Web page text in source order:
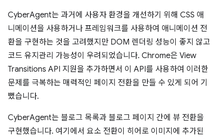
CyberAgent는 과거에 사용자 환경을 개선하기 위해 CSS 애
니메이션을 사용하거나 프레임워크를 사용하여 애니메이션 전
환을 구현하는 것을 고려했지만 DOM 렌더링 성능이 좋지 않고
코드 유지관리 가능성이 우려되었습니다. Chrome은 View
Transitions API 지원을 추가하면서 이 API를 사용하여 이러한
문제를 극복하는 매력적인 페이지 전환을 만들 수 있게 되어 기
뻤습니다.
CyberAgent는 블로그 목록과 블로그 페이지 간에 뷰 전환을
구현했습니다. 여기에서 요소 전환이 히어로 이미지에 추가된